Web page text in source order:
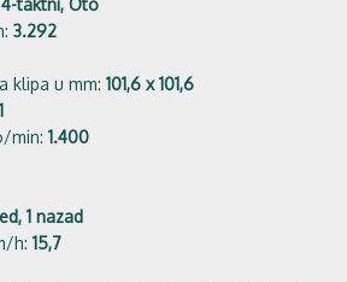
4-taktni, Oto
3.292
klipa u mm:101,6 x 101,6
min:1.400
1 nazad
h:15,7